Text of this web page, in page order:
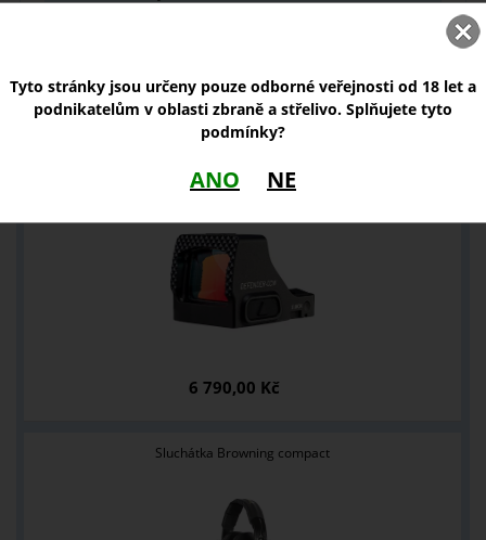
NOVINKY
Kolimátor Vortex Defender CCW 6 MOA
6 790,00 Kč
Sluchátka Browning compact
Tyto stránky jsou určeny pouze odborné veřejnosti od 18 let a
podnikatelům v oblasti zbraně a střelivo. Splňujete tyto
podmínky?
ANO NE